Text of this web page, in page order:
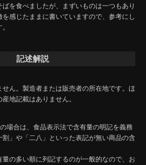
を食べましたが、まずいものは一つもあり
感じたままに書いていますので、参考にし
記述解説
ん。製造者または販売者の所在地です。ほ
地記載はありません。
場合は、食品表示法で含有量の明記を義務
」や「二八」といった表記が無い商品の含
の多い順に列記するのが一般的なので、お